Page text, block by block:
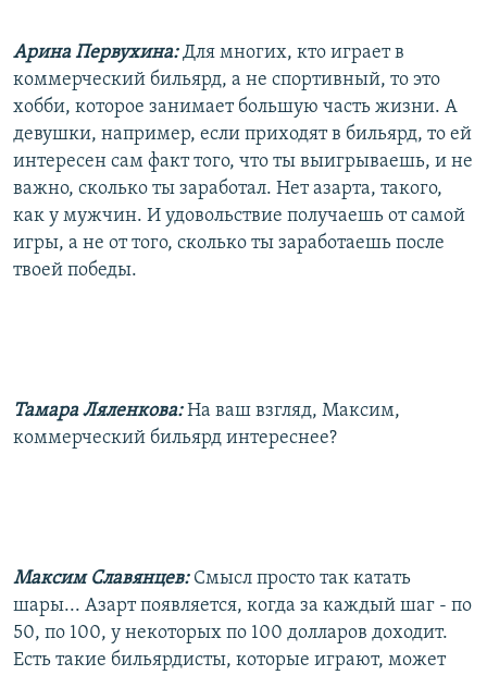
Арина Первухина:Для многих, кто играет в
коммерческий бильярд, а не спортивный, то это
хобби, которое занимает большую часть жизни. А
девушки, например, если приходят в бильярд, то ей
интересен сам факт того, что ты выигрываешь, и не
важно, сколько ты заработал. Нет азарта, такого,
как у мужчин. И удовольствие получаешь от самой
игры, а не от того, сколько ты заработаешь после
твоей победы.
Тамара Ляленкова:На ваш взгляд, Максим,
коммерческий бильярд интереснее?
Максим Славянцев: Смысл просто так катать
шары... Азарт появляется, когда за каждый шаг - по
50, по 100, у некоторых по 100 долларов доходит.
Есть такие бильярдисты, которые играют, может